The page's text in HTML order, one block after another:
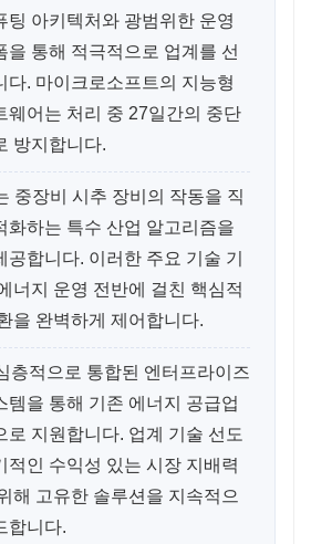
팅 아키텍처와 광범위한 운영
을 통해 적극적으로 업계를 선
다. 마이크로소프트의 지능형
웨어는 처리 중 27일간의 중단
방지합니다.
중장비 시추 장비의 작동을 직
화하는 특수 산업 알고리즘을
공합니다. 이러한 주요 기술 기
너지 운영 전반에 걸친 핵심적
을 완벽하게 제어합니다.
층적으로 통합된 엔터프라이즈
템을 통해 기존 에너지 공급업
로 지원합니다. 업계 기술 선도
적인 수익성 있는 시장 지배력
해 고유한 솔루션을 지속적으
합니다.